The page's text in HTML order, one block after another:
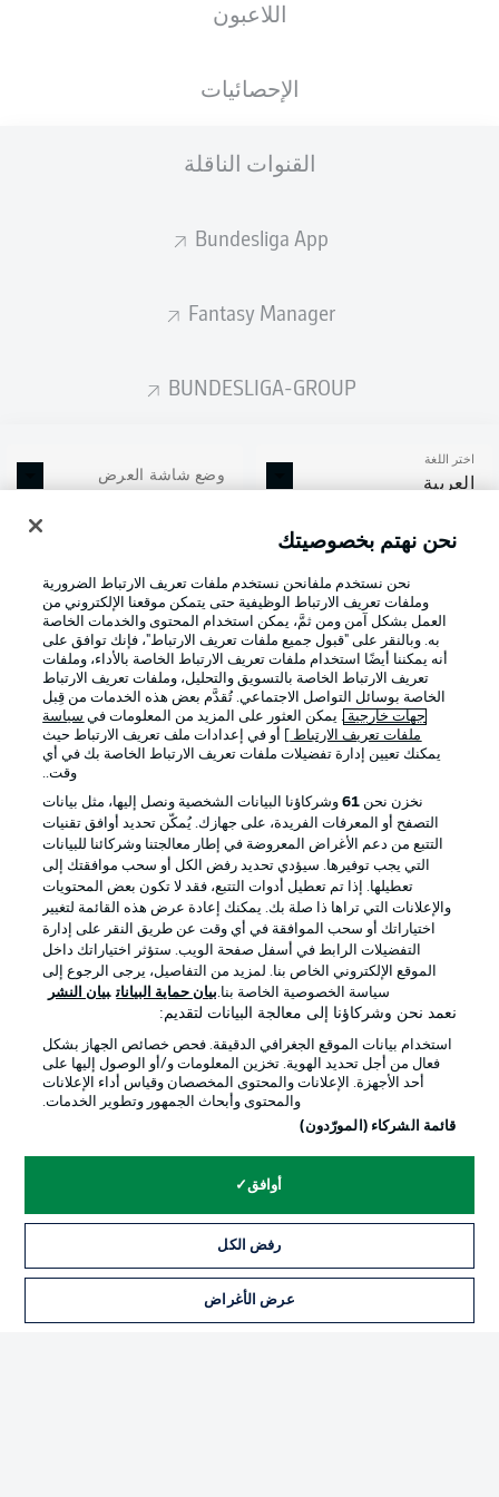
اللاعبون
الإحصائيات
القنوات الناقلة
Bundesliga App
Fantasy Manager
BUNDESLIGA-GROUP
اختر اللغة
العربية وضع شاشة العرض
تسجيل الدخول
Football as it's meant to be
تطبيق الدوري الألماني
Official Partners
الإخطارات القانونية
إدارة التفضيلات بيان الخصوصية
نحن نهتم بخصوصيتك
نحن نستخدم ملفانحن نستخدم ملفات تعريف الارتباط الضرورية
وملفات تعريف الارتباط الوظيفية حتى يتمكن موقعنا الإلكتروني من
العمل بشكل آمن ومن ثمَّ، يمكن استخدام المحتوى والخدمات الخاصة
به. وبالنقر على "قبول جميع ملفات تعريف الارتباط"، فإنك توافق على
أنه يمكننا أيضًا استخدام ملفات تعريف الارتباط الخاصة بالأداء، وملفات
تعريف الارتباط الخاصة بالتسويق والتحليل، وملفات تعريف الارتباط
الخاصة بوسائل التواصل الاجتماعي. تُقدَّم بعض هذه الخدمات من قِبل
جهات خارجية . يمكن العثور على المزيد من المعلومات في سياسة
ملفات تعريف الارتباط
] أو في إعدادات ملف تعريف الارتباط حيث
يمكنك تعيين إدارة تفضيلات ملفات تعريف الارتباط الخاصة بك في أي
وقت..
نخزن نحن 61وشركاؤنا البيانات الشخصية ونصل إليها، مثل بيانات
التصفح أو المعرفات الفريدة، على جهازك. يُمكّن تحديد أوافق تقنيات
التتبع من دعم الأغراض المعروضة في إطار معالجتنا وشركائنا للبيانات
التي يجب توفيرها. سيؤدي تحديد رفض الكل أو سحب موافقتك إلى
تعطيلها. إذا تم تعطيل أدوات التتبع، فقد لا تكون بعض المحتويات
والإعلانات التي تراها ذا صلة بك. يمكنك إعادة عرض هذه القائمة لتغيير
اختياراتك أو سحب الموافقة في أي وقت عن طريق النقر على إدارة
التفضيلات الرابط في أسفل صفحة الويب. ستؤثر اختياراتك داخل
الموقع الإلكتروني الخاص بنا. لمزيد من التفاصيل، يرجى الرجوع إلى
سياسة الخصوصية الخاصة بنا.بيان حماية البيانات بيان النشر
نعمد نحن وشركاؤنا إلى معالجة البيانات لتقديم:
استخدام بيانات الموقع الجغرافي الدقيقة. فحص خصائص الجهاز بشكل
فعال من أجل تحديد الهوية. تخزين المعلومات و/أو الوصول إليها على
أحد الأجهزة. الإعلانات والمحتوى المخصصان وقياس أداء الإعلانات
والمحتوى وأبحاث الجمهور وتطوير الخدمات.
قائمة الشركاء (المورّدون)
أوافق
رفض الكل
عرض الأغراض